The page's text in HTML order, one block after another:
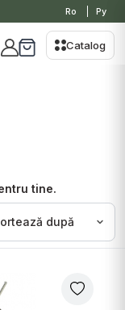
Ro Ру
Catalog
tine.